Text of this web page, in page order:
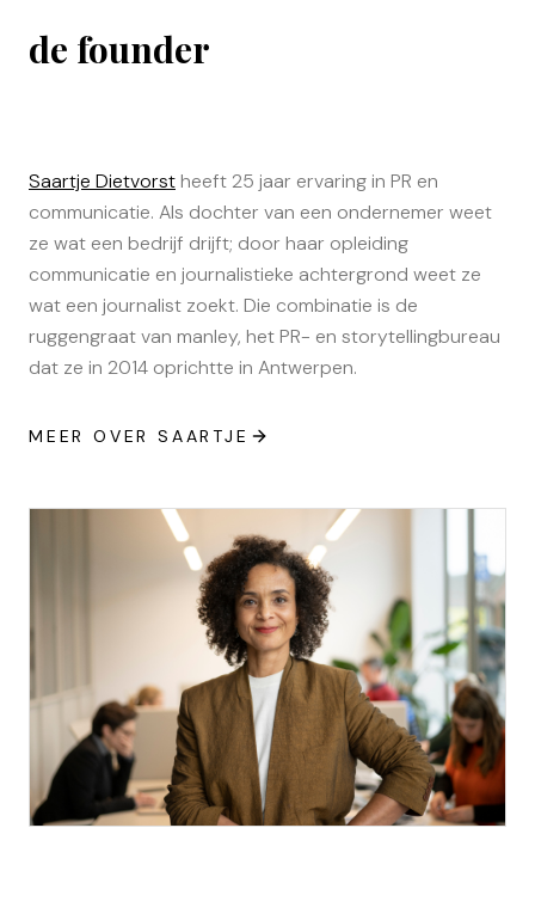
de founder
Saartje Dietvorstheeft 25 jaar ervaring in PR en
communicatie. Als dochter van een ondernemer weet
ze wat een bedrijf drijft; door haar opleiding
communicatie en journalistieke achtergrond weet ze
wat een journalist zoekt. Die combinatie is de
ruggengraat van manley, het PR- en storytellingbureau
dat ze in 2014 oprichtte in Antwerpen.
MEER OVER SAARTJE